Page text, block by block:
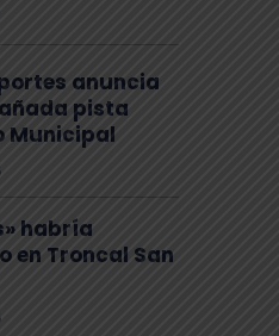
anuncia
pista
Municipal
habría
en Troncal San